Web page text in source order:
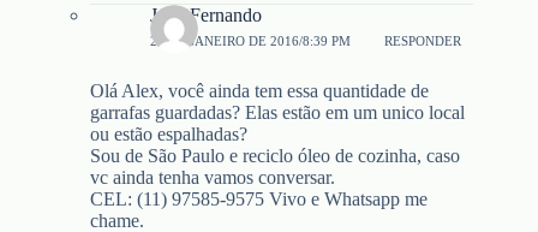
João Fernando
28 DE JANEIRO DE 2016/8:39 PM RESPONDER
Olá Alex, você ainda tem essa quantidade de
garrafas guardadas? Elas estão em um unico local
ou estão espalhadas?
Sou de São Paulo e reciclo óleo de cozinha, caso
vc ainda tenha vamos conversar.
CEL: (11) 97585-9575 Vivo e Whatsapp me
chame.